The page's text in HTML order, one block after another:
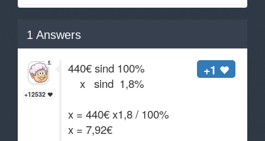
1 Answers
+12532
+1
440€ sind 100%
x sind 1,8%
x = 440€ x1,8 / 100%
x = 7,92€